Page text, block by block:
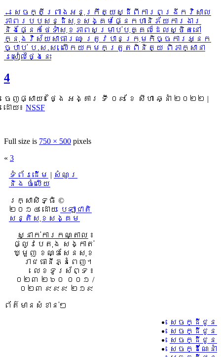
← សេចក្តីព្រាងអនុក្រឹត្យស្ដីពីការពង្រីកវិសាល
ភាពរបបសន្ដិសុខសង្គមផ្នែកហានិភ័យការងារ
និងផ្នែកថែទាំសុខភាពសម្រាប់បុគ្គលដែលស្ថិតនៅ
ក្នុងវិស័យសាធារណៈ ត្រូវបានក្រុមកិច្ចការអ្នក
ច្បាប់ ប.ស.ស. លើកយកមកត្រួតពិនិត្យ ពិភាក្សានា
រសៀលថ្ងៃនេះ
4
ចេញផ្សាយ៖ ថ្ងៃ អង្គារ ទី ០៩ ខែ សីហា ឆ្នាំ ២០២២ |
ដោយ៖ NSSF
Full size is 750 × 500 pixels
« 3
ទំព័រដើម | សំណួរ
និង ចំលើយ
រក្សាសិទ្ធិ ©
២០១៤ ដោយ​ បេឡាជាតិ
សន្តិសុខសង្គម
ស្នាក់ការកណ្តាល ៖
ផ្លូវបេតុង សង្កាត់
ឃ្មួញ ខណ្ឌសែនសុខ
រាជធានីភ្នំពេញ។
លេខទូរស័ព្ទ ៖
០២៣ ២៦០ ០០១ /
០២៣ ៩៩៩ ២១៩
ព័ត៌មានសំខាន់ៗ
សេចក្ដីជូន
សេចក្ដីជូន
សេចក្ដីជូន
សេចក្ដីណែ